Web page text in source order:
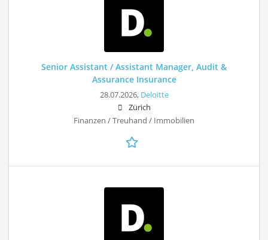
Senior Assistant / Assistant Manager, Audit &
Assurance Insurance
28.07.2026, Deloitte
Zürich
Finanzen / Treuhand / Immobilien